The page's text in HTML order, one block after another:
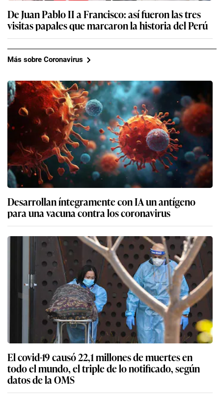
De Juan Pablo II a Francisco: así fueron las tres
visitas papales que marcaron la historia del Perú
Más sobre Coronavirus
Desarrollan íntegramente con IA un antígeno
para una vacuna contra los coronavirus
El covid-19 causó 22,1 millones de muertes en
todo el mundo, el triple de lo notificado, según
datos de la OMS